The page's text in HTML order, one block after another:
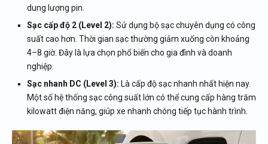
dung lượng pin.
Sạc cấp độ 2 (Level 2): Sử dụng bộ sạc chuyên dụng có công
suất cao hơn. Thời gian sạc thường giảm xuống còn khoảng
4–8 giờ. Đây là lựa chọn phổ biến cho gia đình và doanh
nghiệp.
Sạc nhanh DC (Level 3): Là cấp độ sạc nhanh nhất hiện nay.
Một số hệ thống sạc công suất lớn có thể cung cấp hàng trăm
kilowatt điện năng, giúp xe nhanh chóng tiếp tục hành trình.